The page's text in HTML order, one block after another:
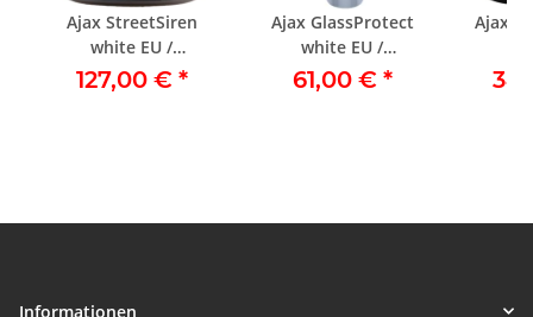
Ajax StreetSiren
white EU /
Straßensirene weiß
127,00 € *
Ajax GlassProtect
white EU /
Glasbruchmelder
61,00 € *
Ajax
Informationen